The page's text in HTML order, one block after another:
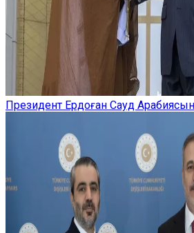
Президент Ердоған Сауд